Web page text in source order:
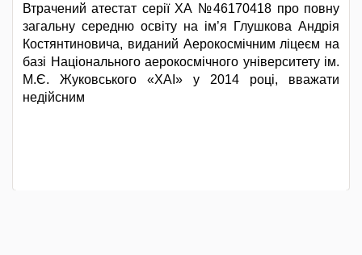
Втрачений атестат серії ХА №46170418 про повну
загальну середню освіту на ім’я Глушкова Андрія
Костянтиновича, виданий Аерокосмічним ліцеєм на
базі Національного аерокосмічного університету ім.
М.Є. Жуковського «ХАІ» у 2014 році, вважати
недійсним